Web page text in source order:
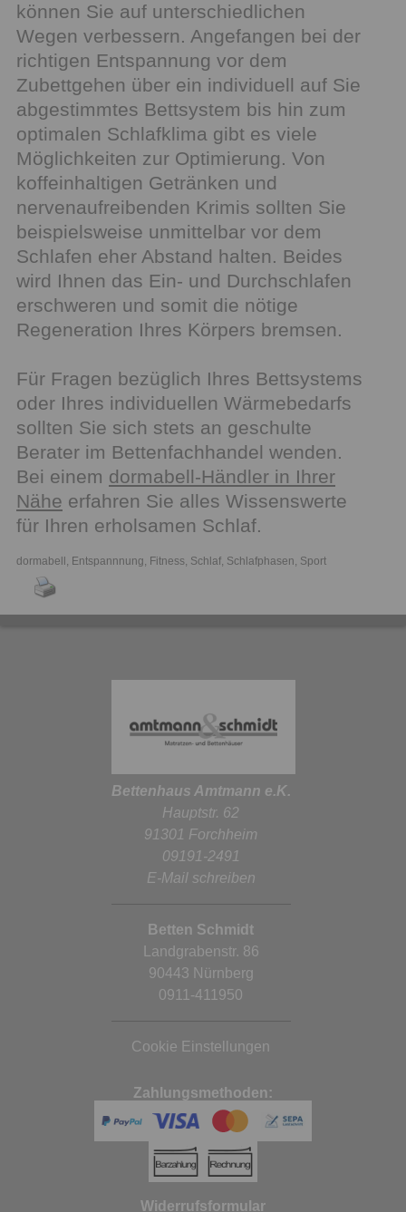
können Sie auf unterschiedlichen
Wegen verbessern. Angefangen bei der
richtigen Entspannung vor dem
Zubettgehen über ein individuell auf Sie
abgestimmtes Bettsystem bis hin zum
optimalen Schlafklima gibt es viele
Möglichkeiten zur Optimierung. Von
koffeinhaltigen Getränken und
nervenaufreibenden Krimis sollten Sie
beispielsweise unmittelbar vor dem
Schlafen eher Abstand halten. Beides
wird Ihnen das Ein- und Durchschlafen
erschweren und somit die nötige
Regeneration Ihres Körpers bremsen.
Für Fragen bezüglich Ihres Bettsystems
oder Ihres individuellen Wärmebedarfs
sollten Sie sich stets an geschulte
Berater im Bettenfachhandel wenden.
Bei einem dormabell-Händler in Ihrer
Nähe erfahren Sie alles Wissenswerte
für Ihren erholsamen Schlaf.
dormabell , Entspannnung, Fitness, Schlaf, Schlafphasen, Sport
Bettenhaus Amtmann e.K.
Hauptstr. 62
91301 Forchheim
09191-2491
E-Mail schreiben
Betten Schmidt
Landgrabenstr. 86
90443 Nürnberg
0911-411950
Cookie Einstellungen
Zahlungsmethoden:
Widerrufsformular